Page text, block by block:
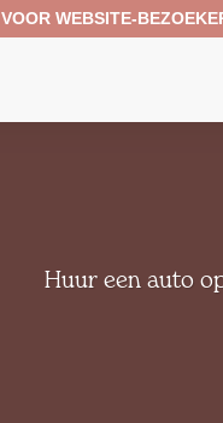
WEBSITE-
Huur een auto